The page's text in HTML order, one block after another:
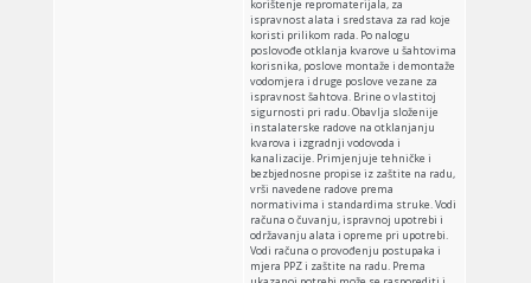
korištenje repromaterijala, za
ispravnost alata i sredstava za rad koje
koristi prilikom rada. Po nalogu
poslovođe otklanja kvarove u šahtovima
korisnika, poslove montaže i demontaže
vodomjera i druge poslove vezane za
ispravnost šahtova. Brine o vlastitoj
sigurnosti pri radu. Obavlja složenije
instalaterske radove na otklanjanju
kvarova i izgradnji vodovoda i
kanalizacije. Primjenjuje tehničke i
bezbjednosne propise iz zaštite na radu,
vrši navedene radove prema
normativima i standardima struke. Vodi
računa o čuvanju, ispravnoj upotrebi i
održavanju alata i opreme pri upotrebi.
Vodi računa o provođenju postupaka i
mjera PPZ i zaštite na radu. Prema